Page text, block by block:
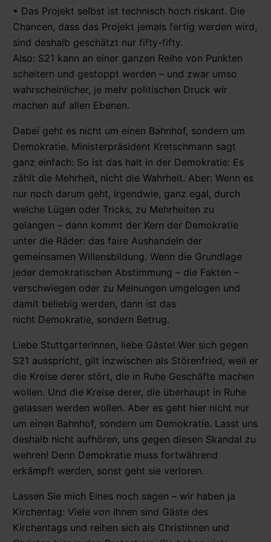
• Das Projekt selbst ist technisch hoch riskant. Die
Chancen, dass das Projekt jemals fertig werden wird,
sind deshalb geschätzt nur fifty-fifty.
Also: S21 kann an einer ganzen Reihe von Punkten
scheitern und gestoppt werden – und zwar umso
wahrscheinlicher, je mehr politischen Druck wir
machen auf allen Ebenen.
Dabei geht es nicht um einen Bahnhof, sondern um
Demokratie. Ministerpräsident Kretschmann sagt
ganz einfach: So ist das halt in der Demokratie: Es
zählt die Mehrheit, nicht die Wahrheit. Aber: Wenn es
nur noch darum geht, irgendwie, ganz egal, durch
welche Lügen oder Tricks, zu Mehrheiten zu
gelangen – dann kommt der Kern der Demokratie
unter die Räder: das faire Aushandeln der
gemeinsamen Willensbildung. Wenn die Grundlage
jeder demokratischen Abstimmung – die Fakten –
verschwiegen oder zu Meinungen umgelogen und
damit beliebig werden, dann ist das
nicht Demokratie, sondern Betrug.
Liebe StuttgarterInnen, liebe Gäste! Wer sich gegen
S21 ausspricht, gilt inzwischen als Störenfried, weil er
die Kreise derer stört, die in Ruhe Geschäfte machen
wollen. Und die Kreise derer, die überhaupt in Ruhe
gelassen werden wollen. Aber es geht hier nicht nur
um einen Bahnhof, sondern um Demokratie. Lasst uns
deshalb nicht aufhören, uns gegen diesen Skandal zu
wehren! Denn Demokratie muss fortwährend
erkämpft werden, sonst geht sie verloren.
Lassen Sie mich Eines noch sagen – wir haben ja
Kirchentag: Viele von Ihnen sind Gäste des
Kirchentags und reihen sich als Christinnen und